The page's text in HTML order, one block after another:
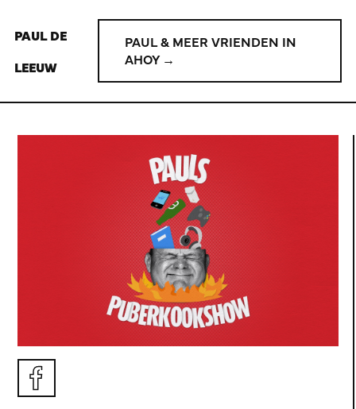
PAUL DE
LEEUW
PAUL & MEER VRIENDEN IN
AHOY →